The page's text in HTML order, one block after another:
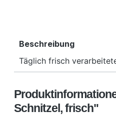
Beschreibung
Täglich frisch
Schnitzel, frisch"